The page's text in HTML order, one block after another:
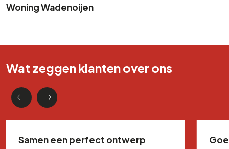
Woning Wadenoijen
Wat zeggen klanten over ons
Samen een perfect ontwerp